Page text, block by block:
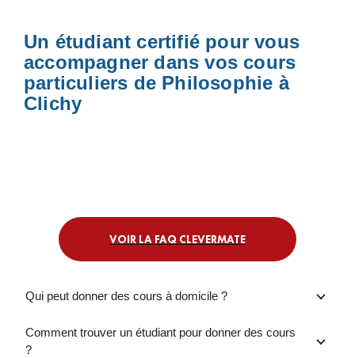
Un étudiant certifié pour vous
accompagner dans vos cours
particuliers de Philosophie à
Clichy
VOIR LA FAQ CLEVERMATE
Qui peut donner des cours à domicile ?
Comment trouver un étudiant pour donner des cours
?